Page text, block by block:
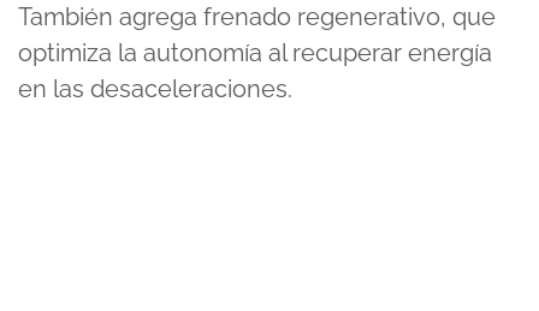
También agrega frenado regenerativo, que
optimiza la autonomía al recuperar energía
en las desaceleraciones.